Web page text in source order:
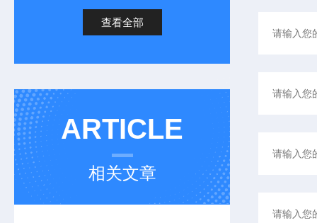
查看全部
ARTICLE
相关文章